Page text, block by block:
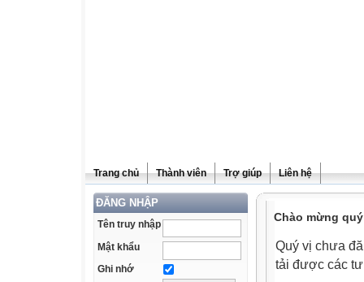
Trang chủ Thành viên Trợ giúp Liên hệ
ĐĂNG NHẬP
Tên truy nhập
Mật khẩu
Ghi nhớ
Chào mừng
Quý vị chưa
tải được các